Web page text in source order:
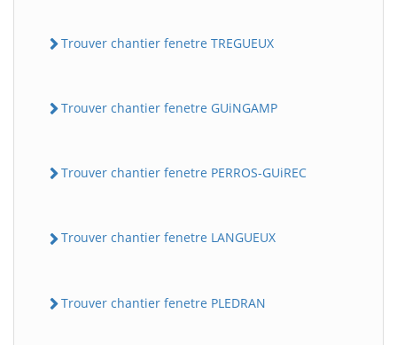
Trouver chantier fenetre TREGUEUX
Trouver chantier fenetre GUiNGAMP
Trouver chantier fenetre PERROS-GUiREC
Trouver chantier fenetre LANGUEUX
Trouver chantier fenetre PLEDRAN